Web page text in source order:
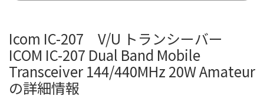
Icom IC-207 V/U トランシーバー
ICOM IC-207 Dual Band Mobile
Transceiver 144/440MHz 20W Amateur
の詳細情報